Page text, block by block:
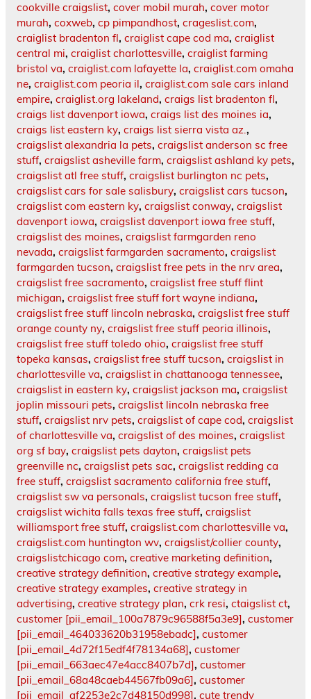
cookville craigslist, cover mobil murah, cover motor
murah, coxweb, cp pimpandhost, crageslist.com,
craiglist bradenton fl, craiglist cape cod ma, craiglist
central mi, craiglist charlottesville, craiglist farming
bristol va, craiglist.com lafayette la, craiglist.com omaha
ne, craiglist.com peoria il, craiglist.com sale cars inland
empire, craiglist.org lakeland, craigs list bradenton fl,
craigs list davenport iowa, craigs list des moines ia,
craigs list eastern ky, craigs list sierra vista az.,
craigslist alexandria la pets, craigslist anderson sc free
stuff, craigslist asheville farm, craigslist ashland ky pets,
craigslist atl free stuff, craigslist burlington nc pets,
craigslist cars for sale salisbury, craigslist cars tucson,
craigslist com eastern ky, craigslist conway, craigslist
davenport iowa, craigslist davenport iowa free stuff,
craigslist des moines, craigslist farmgarden reno
nevada, craigslist farmgarden sacramento, craigslist
farmgarden tucson, craigslist free pets in the nrv area,
craigslist free sacramento, craigslist free stuff flint
michigan, craigslist free stuff fort wayne indiana,
craigslist free stuff lincoln nebraska, craigslist free stuff
orange county ny, craigslist free stuff peoria illinois,
craigslist free stuff toledo ohio, craigslist free stuff
topeka kansas, craigslist free stuff tucson, craigslist in
charlottesville va, craigslist in chattanooga tennessee,
craigslist in eastern ky, craigslist jackson ma, craigslist
joplin missouri pets, craigslist lincoln nebraska free
stuff, craigslist nrv pets, craigslist of cape cod, craigslist
of charlottesville va, craigslist of des moines, craigslist
org sf bay, craigslist pets dayton, craigslist pets
greenville nc, craigslist pets sac, craigslist redding ca
free stuff, craigslist sacramento california free stuff,
craigslist sw va personals, craigslist tucson free stuff,
craigslist wichita falls texas free stuff, craigslist
williamsport free stuff, craigslist.com charlottesville va,
craigslist.com huntington wv, craigslist/collier county,
craigslistchicago com, creative marketing definition,
creative strategy definition, creative strategy example,
creative strategy examples, creative strategy in
advertising, creative strategy plan, crk resi, ctaigslist ct,
customer [pii_email_100a7879c96588f5a3e9], customer
[pii_email_464033620b31958ebadc], customer
[pii_email_4d72f15edf4f78134a68], customer
[pii_email_663aec47e4acc8407b7d], customer
[pii_email_68a48caeb44567fb09a6], customer
[pii_email_af2253e2c7d48150d998], cute trendy